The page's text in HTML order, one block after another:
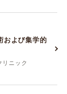
および集学的
リニック